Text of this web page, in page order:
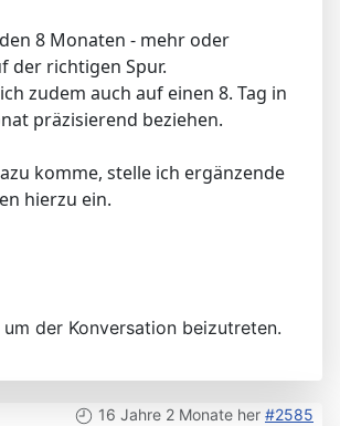
8 Monaten - mehr oder
der richtigen Spur.
zudem auch auf einen 8. Tag in
präzisierend beziehen.
komme, stelle ich ergänzende
hierzu ein.
um der Konversation beizutreten.
16 Jahre 2 Monate her #2585